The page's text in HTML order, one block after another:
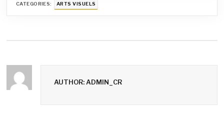
CATEGORIES: ARTS VISUELS
AUTHOR: ADMIN_CR